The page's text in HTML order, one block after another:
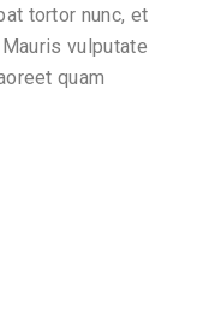
tortor nunc, et
vulputate
quam